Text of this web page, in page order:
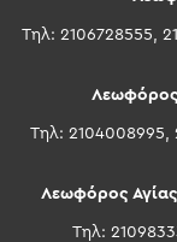
Τηλ: 2106728555,
Λεωφόρος
Τηλ: 2104008995,
Λεωφόρος
Τηλ: